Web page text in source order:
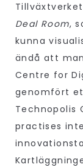
Deal Room,
kunna
ändå att
Centre for
genomfört
Technopolis
practises